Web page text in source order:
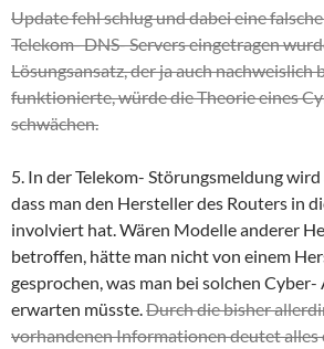
Update fehl schlug und dabei eine
Telekom- DNS- Servers eingetragen
Lösungsansatz, der ja auch nachweislich
funktionierte, würde die Theorie eines
schwächen.
5. In der Telekom- Störungsmeldung
dass man den Hersteller des Routers in
involviert hat. Wären Modelle anderer
betroffen, hätte man nicht von einem
gesprochen, was man bei solchen
erwarten müsste.Durch die bisher
vorhandenen Informationen deutet alles